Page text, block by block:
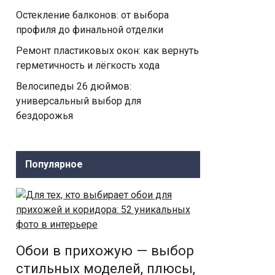
Остекление балконов: от выбора
профиля до финальной отделки
Ремонт пластиковых окон: как вернуть
герметичность и лёгкость хода
Велосипеды 26 дюймов:
универсальный выбор для
бездорожья
Популярное
Обои в прихожую — выбор
стильных моделей, плюсы,